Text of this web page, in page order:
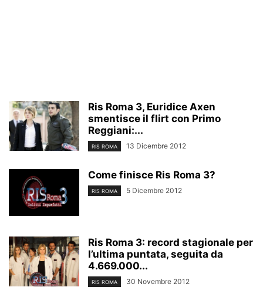
Ris Roma 3, Euridice Axen
smentisce il flirt con Primo
Reggiani:...
RIS ROMA 13 Dicembre 2012
Come finisce Ris Roma 3?
RIS ROMA 5 Dicembre 2012
Ris Roma 3: record stagionale per
l’ultima puntata, seguita da
4.669.000...
RIS ROMA 30 Novembre 2012